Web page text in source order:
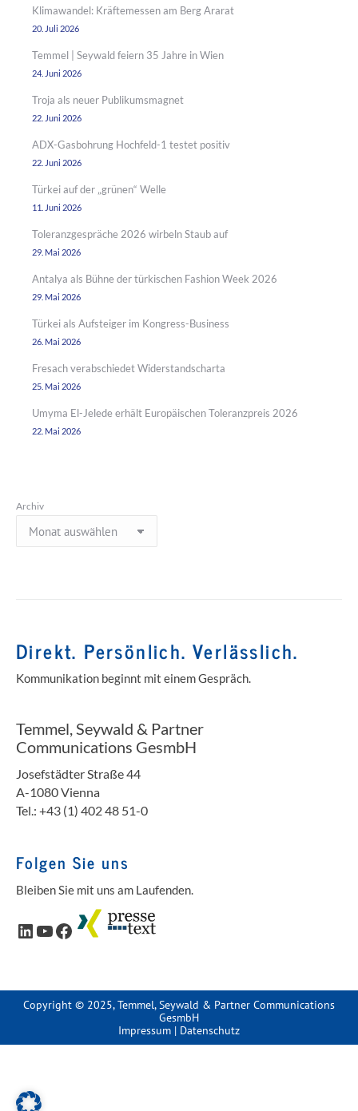
Klimawandel: Kräftemessen am Berg Ararat
20. Juli 2026
Temmel | Seywald feiern 35 Jahre in Wien
24. Juni 2026
Troja als neuer Publikumsmagnet
22. Juni 2026
ADX-Gasbohrung Hochfeld-1 testet positiv
22. Juni 2026
Türkei auf der „grünen“ Welle
11. Juni 2026
Toleranzgespräche 2026 wirbeln Staub auf
29. Mai 2026
Antalya als Bühne der türkischen Fashion Week 2026
29. Mai 2026
Türkei als Aufsteiger im Kongress-Business
26. Mai 2026
Fresach verabschiedet Widerstandscharta
25. Mai 2026
Umyma El-Jelede erhält Europäischen Toleranzpreis 2026
22. Mai 2026
Archiv
Direkt. Persönlich. Verlässlich.
Kommunikation beginnt mit einem Gespräch.
Temmel, Seywald & Partner
Communications GesmbH
Josefstädter Straße 44
A-1080 Vienna
Tel.: +43 (1) 402 48 51-0
Folgen Sie uns
Bleiben Sie mit uns am Laufenden.
LinkedIn
YouTube
Facebook
Copyright © 2025, Temmel, Seywald & Partner Communications
GesmbH
Impressum | Datenschutz